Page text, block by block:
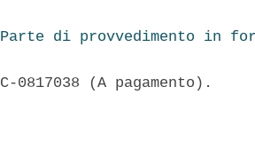
Parte di provvedimento in